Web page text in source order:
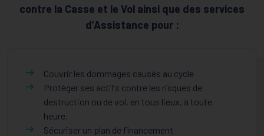
contre la Casse et le Vol ainsi que des services
d’Assistance pour :
Couvrir les dommages causés au cycle
Protéger ses actifs contre les risques de
destruction ou de vol, en tous lieux, à toute
heure.
Sécuriser un plan de financement